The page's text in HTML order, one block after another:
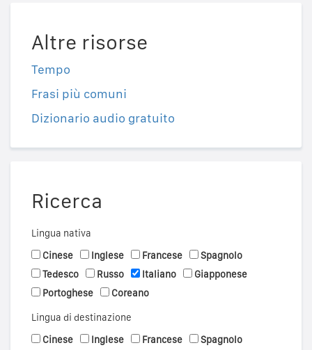
Altre risorse
Tempo
Frasi più comuni
Dizionario audio gratuito
Ricerca
Lingua nativa
Cinese
Inglese Francese
Spagnolo
Tedesco
Russo Italiano
Giapponese
Portoghese
Coreano
Lingua di destinazione
Cinese
Inglese Francese
Spagnolo